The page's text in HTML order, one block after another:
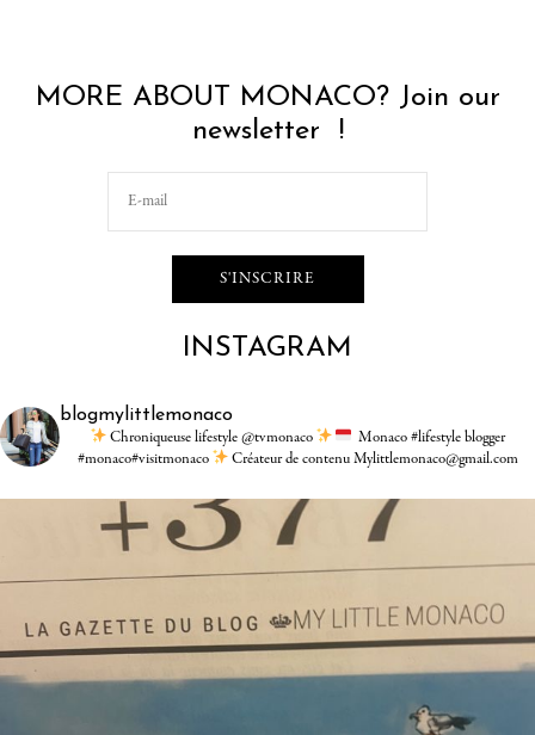
MORE ABOUT MONACO? Join our
newsletter !
INSTAGRAM
blogmylittlemonaco
Chroniqueuse lifestyle @tvmonaco
Monaco #lifestyle blogger
#monaco#visitmonaco
Créateur de contenu Mylittlemonaco@gmail.com